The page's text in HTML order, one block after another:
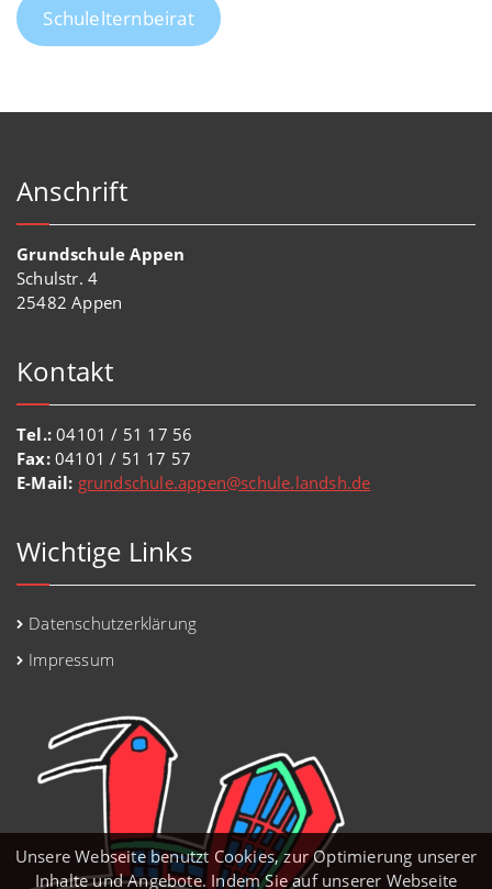
Schulelternbeirat
Anschrift
Grundschule Appen
Schulstr. 4
25482 Appen
Kontakt
Tel.: 04101 / 51 17 56
Fax:04101 / 51 17 57
E-Mail: grundschule.appen@schule.landsh.de
Wichtige Links
Datenschutzerklärung
Impressum
Unsere Webseite benutzt Cookies, zur Optimierung unserer
Inhalte und Angebote. Indem Sie auf unserer Webseite